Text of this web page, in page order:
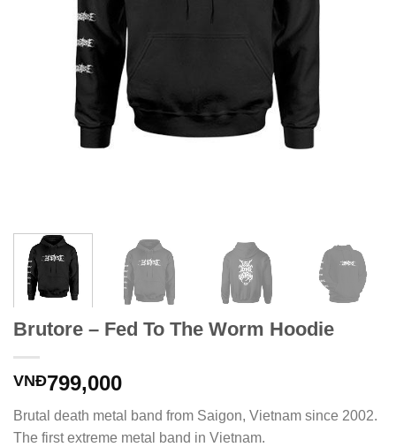
Brutore – Fed To The Worm Hoodie
VNĐ799,000
Brutal death metal band from Saigon, Vietnam since 2002.
The first extreme metal band in Vietnam.